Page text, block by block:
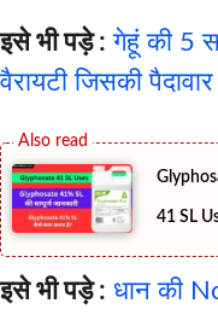
इसे भी पड़े : गेहूं की 5
वैरायटी जिसकी
41 SL
इसे भी पड़े : धान की